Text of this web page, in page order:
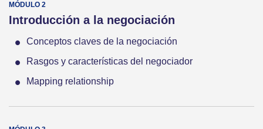
Introducción a la negociación
Conceptos claves de la negociación
Rasgos y características del negociador
Mapping relationship